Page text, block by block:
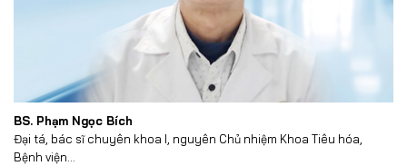
BS. Phạm Ngọc Bích
Đại tá, bác sĩ chuyên khoa I, nguyên Chủ nhiệm Khoa Tiêu hóa,
Bệnh viện...